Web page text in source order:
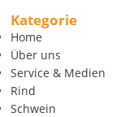
Kategorie
Home
Über uns
Service & Medien
Rind
Schwein